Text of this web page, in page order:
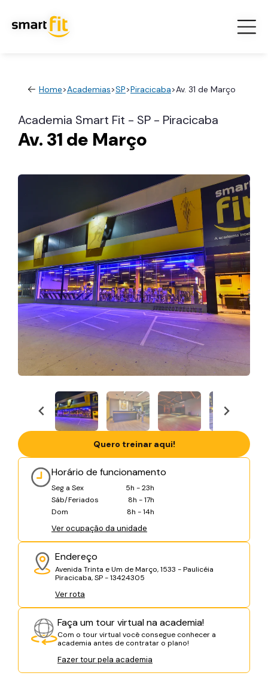
Home>Academias>SP>Piracicaba>Av. 31 de Março
Academia Smart Fit - SP - Piracicaba
Av. 31 de Março
Horário de funcionamento
Seg a Sex
5h - 23h
Sáb/Feriados
8h - 17h
Dom
8h - 14h
Ver ocupação da unidade
Endereço
Avenida Trinta e Um de Março, 1533 - Paulicéia
Piracicaba, SP - 13424305
Ver rota
Faça um tour virtual na academia!
Com o tour virtual você consegue conhecer a
academia antes de contratar o plano!
Fazer tour pela academia
Quero treinar aqui!